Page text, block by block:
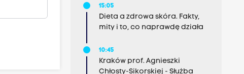
15:05
Dieta a zdrowa skóra. Fakty,
mity i to, co naprawdę działa
10:45
Kraków prof. Agnieszki
Chłosty-Sikorskiej - Służba